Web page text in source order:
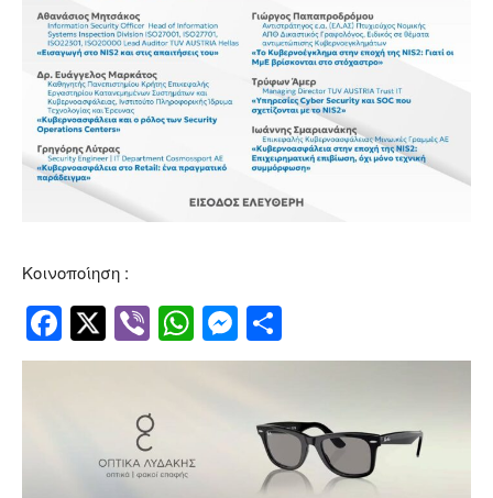
Κοινοποίηση :
Facebook
Twitter
ViberWhatsApp
Messenger